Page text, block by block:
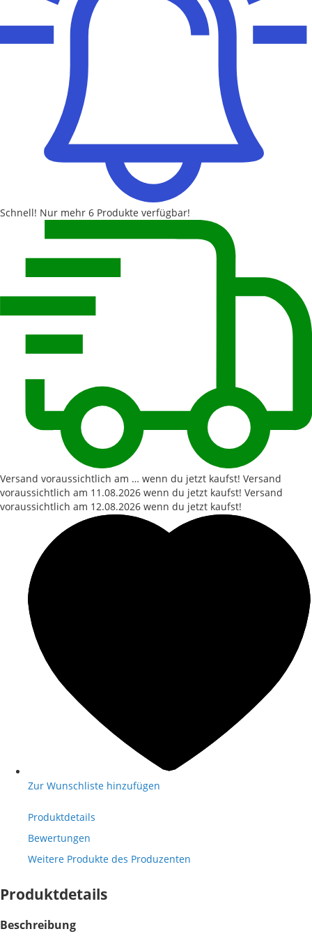
Schnell! Nur mehr 6 Produkte verfügbar!
Versand voraussichtlich am … wenn du jetzt kaufst! Versand
voraussichtlich am 11.08.2026 wenn du jetzt kaufst! Versand
voraussichtlich am 12.08.2026 wenn du jetzt kaufst!
Zur Wunschliste hinzufügen
Produktdetails
Bewertungen
Weitere Produkte des Produzenten
Produktdetails
Beschreibung